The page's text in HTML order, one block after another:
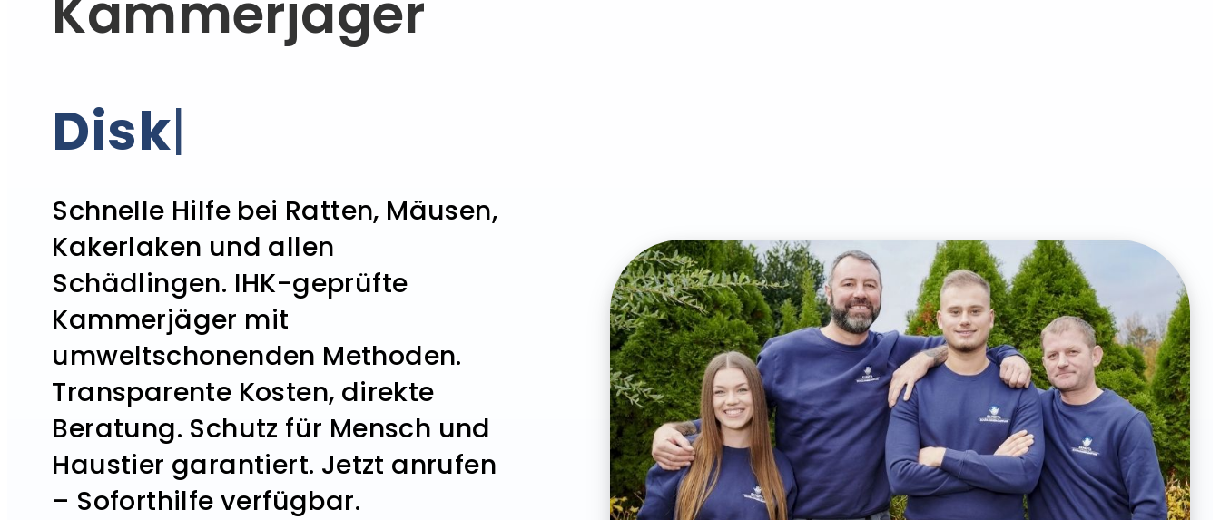
Kammerjäger
Professione
Schnelle Hilfe bei Ratten, Mäusen,
Kakerlaken und allen
Schädlingen. IHK-geprüfte
Kammerjäger mit
umweltschonenden Methoden.
Transparente Kosten, direkte
Beratung. Schutz für Mensch und
Haustier garantiert. Jetzt anrufen
– Soforthilfe verfügbar.